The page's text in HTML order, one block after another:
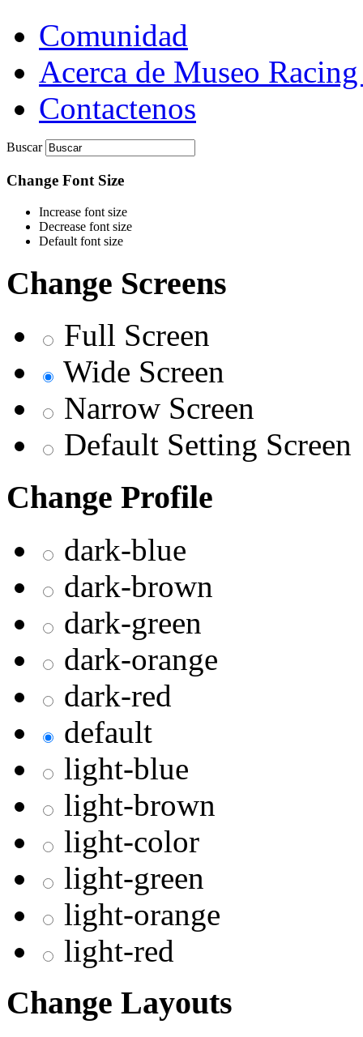
Comunidad
Acerca de Museo
Contactenos
Buscar
Change Font Size
Increase font size
Decrease font size
Default font size
Change Screens
Full Screen
Wide Screen
Narrow Screen
Default Setting Screen
Change Profile
dark-blue
dark-brown
dark-green
dark-orange
dark-red
default
light-blue
light-brown
light-color
light-green
light-orange
light-red
Change Layouts